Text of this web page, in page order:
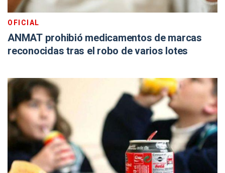
OFICIAL
ANMAT prohibió medicamentos de marcas
reconocidas tras el robo de varios lotes